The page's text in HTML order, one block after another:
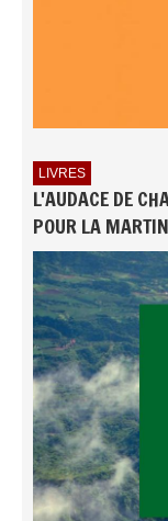
LIVRES
L'AUDACE DE
POUR LA